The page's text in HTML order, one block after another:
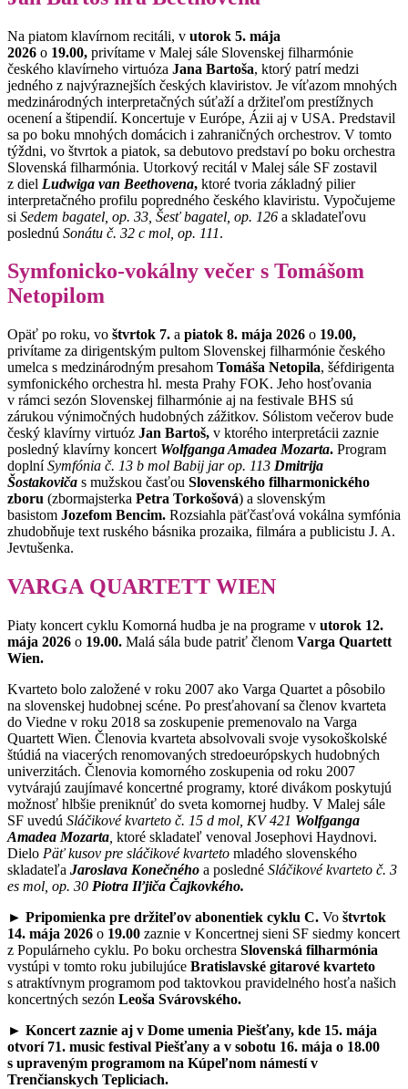
Na piatom klavírnom recitáli, v utorok 5. mája
2026 o 19.00, privítame v Malej sále Slovenskej filharmónie
českého klavírneho virtuóza Jana Bartoša, ktorý patrí medzi
jedného z najvýraznejších českých klaviristov. Je víťazom mnohých
medzinárodných interpretačných súťaží a držiteľom prestížnych
ocenení a štipendií. Koncertuje v Európe, Ázii aj v USA. Predstavil
sa po boku mnohých domácich i zahraničných orchestrov. V tomto
týždni, vo štvrtok a piatok, sa debutovo predstaví po boku orchestra
Slovenská filharmónia. Utorkový recitál v Malej sále SF zostavil
z diel Ludwiga van Beethovena, ktoré tvoria základný pilier
interpretačného profilu popredného českého klaviristu. Vypočujeme
si Sedem bagatel, op. 33, Šesť bagatel, op. 126 a skladateľovu
poslednú Sonátu č. 32 c mol, op. 111.
Symfonicko-vokálny večer s Tomášom
Netopilom
Opäť po roku, vo štvrtok 7. a piatok 8. mája 2026 o 19.00,
privítame za dirigentským pultom Slovenskej filharmónie českého
umelca s medzinárodným presahom Tomáša Netopila, šéfdirigenta
symfonického orchestra hl. mesta Prahy FOK. Jeho hosťovania
v rámci sezón Slovenskej filharmónie aj na festivale BHS sú
zárukou výnimočných hudobných zážitkov. Sólistom večerov bude
český klavírny virtuóz Jan Bartoš, v ktorého interpretácii zaznie
posledný klavírny koncert Wolfganga Amadea Mozarta. Program
doplníSymfónia č. 13 b mol Babij jar op. 113 Dmitrija
Šostakoviča s mužskou časťou Slovenského filharmonického
zboru (zbormajsterka Petra Torkošová) a slovenským
basistom Jozefom Bencim. Rozsiahla päťčasťová vokálna symfónia
zhudobňuje text ruského básnika prozaika, filmára a publicistu J. A.
Jevtušenka.
VARGA QUARTETT WIEN
Piaty koncert cyklu Komorná hudba je na programe v utorok 12.
mája 2026 o 19.00. Malá sála bude patriť členom Varga Quartett
Wien.
Kvarteto bolo založené v roku 2007 ako Varga Quartet a pôsobilo
na slovenskej hudobnej scéne. Po presťahovaní sa členov kvarteta
do Viedne v roku 2018 sa zoskupenie premenovalo na Varga
Quartett Wien. Členovia kvarteta absolvovali svoje vysokoškolské
štúdiá na viacerých renomovaných stredoeurópskych hudobných
univerzitách. Členovia komorného zoskupenia od roku 2007
vytvárajú zaujímavé koncertné programy, ktoré divákom poskytujú
možnosť hlbšie preniknúť do sveta komornej hudby. V Malej sále
SF uvedú Sláčikové kvarteto č. 15 d mol, KV 421 Wolfganga
Amadea Mozarta ktoré skladateľ venoval Josephovi Haydnovi.
Dielo Päť kusov pre sláčikové kvarteto mladého slovenského
skladateľa Jaroslava Konečného a posledné Sláčikové kvarteto č. 3
es mol, op. 30 Piotra Iľjiča Čajkovkého.
► Pripomienka pre držiteľov abonentiek cyklu C. Vo štvrtok
14. mája 2026 o 19.00 zaznie v Koncertnej sieni SF siedmy koncert
z Populárneho cyklu. Po boku orchestra Slovenská filharmónia
vystúpi v tomto roku jubilujúce Bratislavské gitarové kvarteto
s atraktívnym programom pod taktovkou pravidelného hosťa našich
koncertných sezón Leoša Svárovského.
► Koncert zaznie aj v Dome umenia Piešťany, kde 15. mája
otvorí 71. music festival Piešťany a v sobotu 16. mája o 18.00
s upraveným programom na Kúpeľnom námestí v
Trenčianskych Tepliciach.